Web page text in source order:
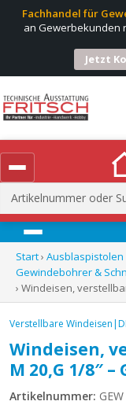
Fachhandel für
an Gewerbekunden
Jetzt
Suchen
nach:
Menü
Start› Ausblaspistolen
Gewindebohrer &
› Windeisen,
Verstellbare
Windeisen,
M 20,G 1/8″ –
Artikelnummer: